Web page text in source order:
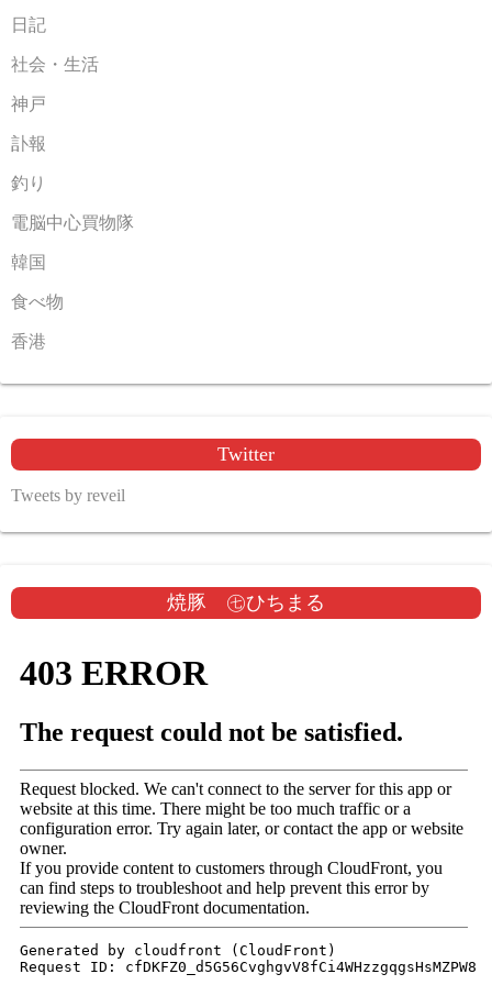
日記
社会・生活
神戸
訃報
釣り
電脳中心買物隊
韓国
食べ物
香港
Twitter
Tweets by reveil
焼豚 ㊆ひちまる